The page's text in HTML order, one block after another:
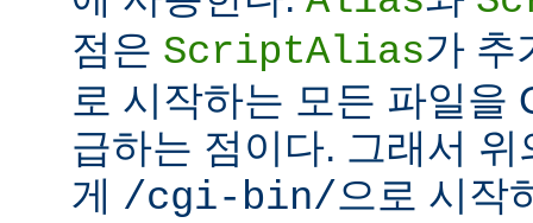
점은 ScriptAlias가 추
로 시작하는 모든 파일을
급하는 점이다. 그래서
게 /cgi-bin/으로 시작